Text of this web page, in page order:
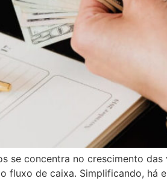
se concentra no crescimento
fluxo de caixa. Simplificando, há